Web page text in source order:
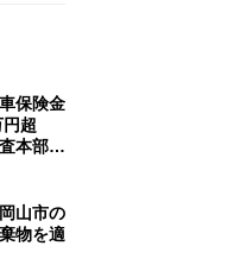
保険金
円超
本部解
山市の
物を適